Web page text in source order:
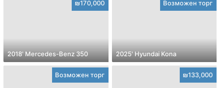
₪170,000
2018' Mercedes-Benz 350
Возможен торг
2025' Hyundai Kona
Возможен торг ₪133,000